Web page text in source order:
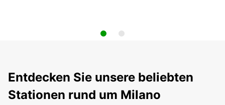
Entdecken Sie unsere beliebten
Stationen rund um Milano